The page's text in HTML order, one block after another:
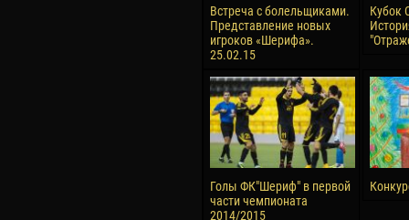
Встреча с болельщиками.
Представление новых
игроков «Шерифа».
25.02.15
Кубок
Голы ФК"Шериф" в первой
части чемпионата
2014/2015